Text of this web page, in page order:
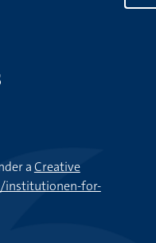
aCreative
institutionen-for-